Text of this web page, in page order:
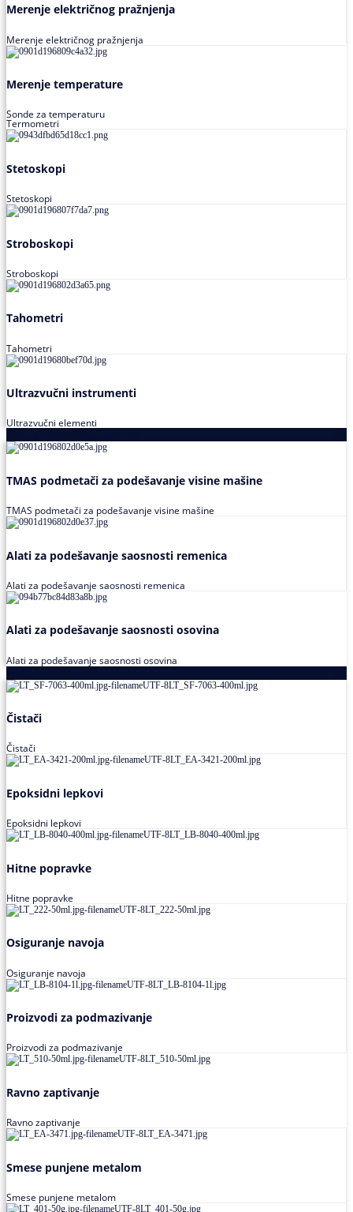
Merenje električnog pražnjenja
Merenje električnog pražnjenja
Merenje temperature
Sonde za temperaturu
Termometri
Stetoskopi
Stetoskopi
Stroboskopi
Stroboskopi
Tahometri
Tahometri
Ultrazvučni instrumenti
Ultrazvučni elementi
TMAS podmetači za podešavanje visine mašine
TMAS podmetači za podešavanje visine mašine
Alati za podešavanje saosnosti remenica
Alati za podešavanje saosnosti remenica
Alati za podešavanje saosnosti osovina
Alati za podešavanje saosnosti osovina
Čistači
Čistači
Epoksidni lepkovi
Epoksidni lepkovi
Hitne popravke
Hitne popravke
Osiguranje navoja
Osiguranje navoja
Proizvodi za podmazivanje
Proizvodi za podmazivanje
Ravno zaptivanje
Ravno zaptivanje
Smese punjene metalom
Smese punjene metalom